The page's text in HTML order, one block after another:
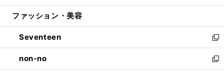
開
ウ
開
く
ン
ウ
で
開
く
ウ
ン
ド
ウ
で
開
ファッション・美容
Seventeen
新
し
い
non-no
新